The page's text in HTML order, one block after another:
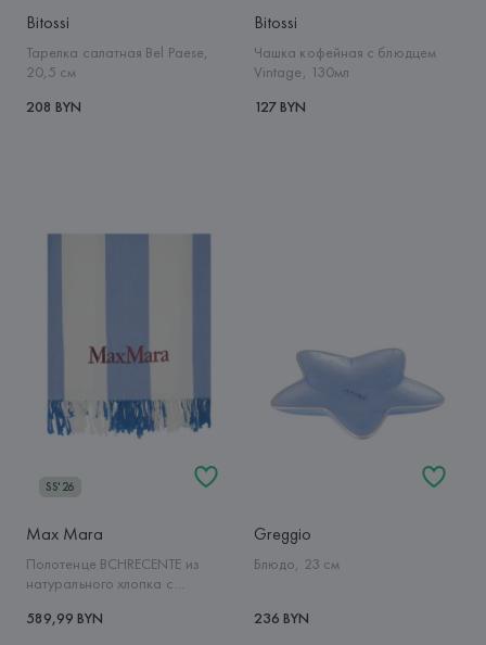
Bitossi
Тарелка салатная Bel Paese,
20,5 см
208 BYN
Bitossi
Чашка кофейная с блюдцем
Vintage, 130мл
127 BYN
SS'26
Max Mara
Полотенце BCHRECENTE из
натурального хлопка с
589,99 BYN
Greggio
Блюдо, 23 см
236 BYN